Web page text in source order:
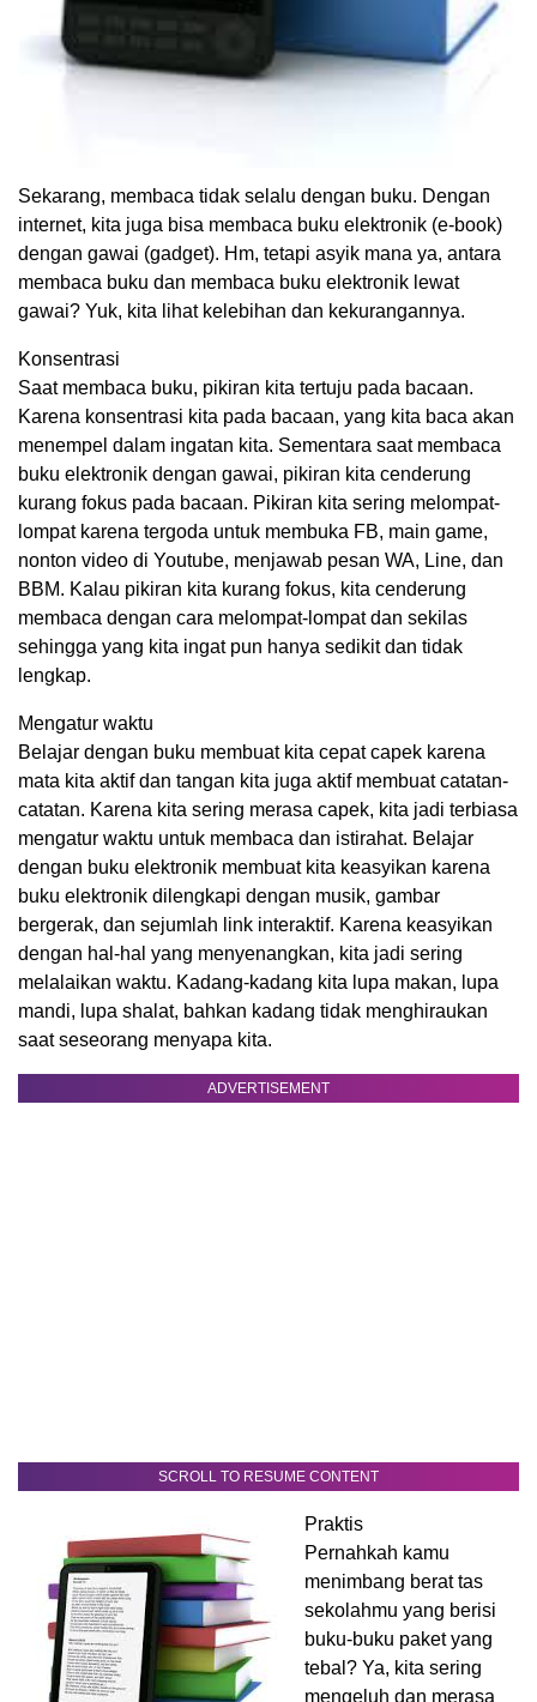
Sekarang, membaca tidak selalu dengan buku. Dengan
internet, kita juga bisa membaca buku elektronik (e-book)
dengan gawai (gadget). Hm, tetapi asyik mana ya, antara
membaca buku dan membaca buku elektronik lewat
gawai? Yuk, kita lihat kelebihan dan kekurangannya.
Konsentrasi
Saat membaca buku, pikiran kita tertuju pada bacaan.
Karena konsentrasi kita pada bacaan, yang kita baca akan
menempel dalam ingatan kita. Sementara saat membaca
buku elektronik dengan gawai, pikiran kita cenderung
kurang fokus pada bacaan. Pikiran kita sering melompat-
lompat karena tergoda untuk membuka FB, main game,
nonton video di Youtube, menjawab pesan WA, Line, dan
BBM. Kalau pikiran kita kurang fokus, kita cenderung
membaca dengan cara melompat-lompat dan sekilas
sehingga yang kita ingat pun hanya sedikit dan tidak
lengkap.
Mengatur waktu
Belajar dengan buku membuat kita cepat capek karena
mata kita aktif dan tangan kita juga aktif membuat catatan-
catatan. Karena kita sering merasa capek, kita jadi terbiasa
mengatur waktu untuk membaca dan istirahat. Belajar
dengan buku elektronik membuat kita keasyikan karena
buku elektronik dilengkapi dengan musik, gambar
bergerak, dan sejumlah link interaktif. Karena keasyikan
dengan hal-hal yang menyenangkan, kita jadi sering
melalaikan waktu. Kadang-kadang kita lupa makan, lupa
mandi, lupa shalat, bahkan kadang tidak menghiraukan
saat seseorang menyapa kita.
ADVERTISEMENT
SCROLL TO RESUME CONTENT
Praktis
Pernahkah kamu
menimbang berat tas
sekolahmu yang berisi
buku-buku paket yang
tebal? Ya, kita sering
mengeluh dan merasa